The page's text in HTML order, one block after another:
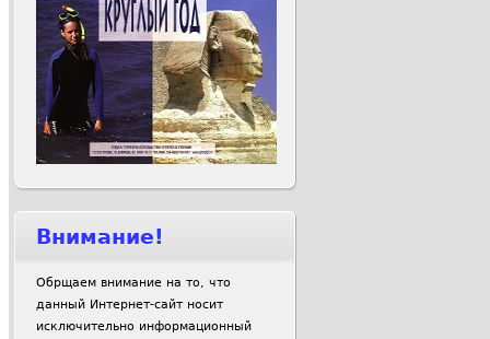
Внимание!
Обрщаем внимание на то, что
данный Интернет-сайт носит
исключительно информационный